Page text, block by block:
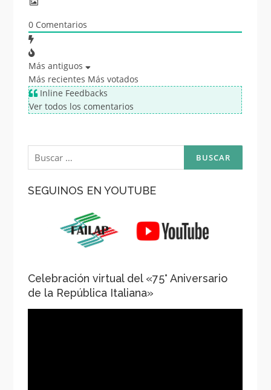
0Comentarios
Más antiguos
Más recientes Más votados
Inline Feedbacks
Ver todos los comentarios
Buscar:
SEGUINOS EN YOUTUBE
Celebración virtual del «75° Aniversario
de la República Italiana»